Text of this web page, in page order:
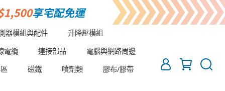
器模組與配件
升降壓模組
電纜
連接部品
電腦與網路周邊
磁鐵 噴劑類 膠布/膠帶